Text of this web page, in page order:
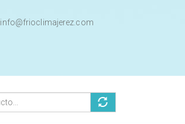
info@frioclimajerez.com